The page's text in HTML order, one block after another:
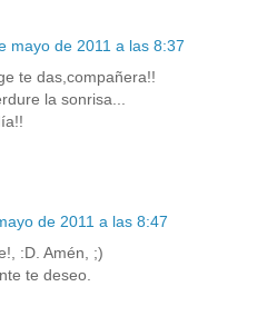
mayo de 2011 a las 8:37
te das,compañera!!
la sonrisa...
de 2011 a las 8:47
:D. Amén, ;)
te deseo.